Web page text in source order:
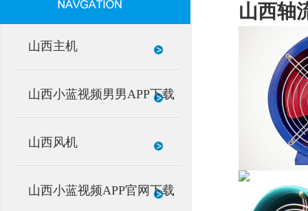
山西轴
山西主机
山西小蓝视频男男APP下载
山西风机
山西小蓝视频APP官网下载